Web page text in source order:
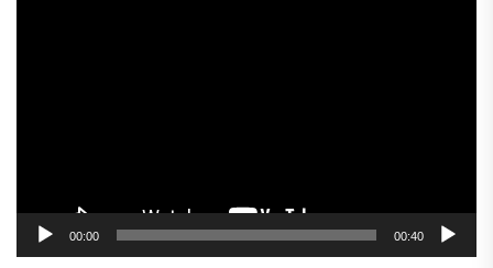
00:00 00:40